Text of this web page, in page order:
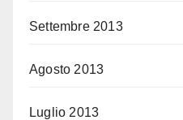
Settembre 2013
Agosto 2013
Luglio 2013